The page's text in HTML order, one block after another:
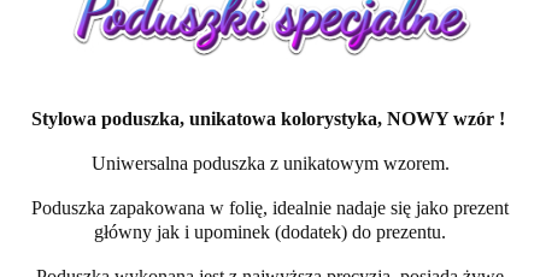
Stylowa poduszka, unikatowa kolorystyka, NOWY wzór !
Uniwersalna poduszka z unikatowym wzorem.
Poduszka zapakowana w folię, idealnie nadaje się jako prezent
główny jak i upominek (dodatek) do prezentu.